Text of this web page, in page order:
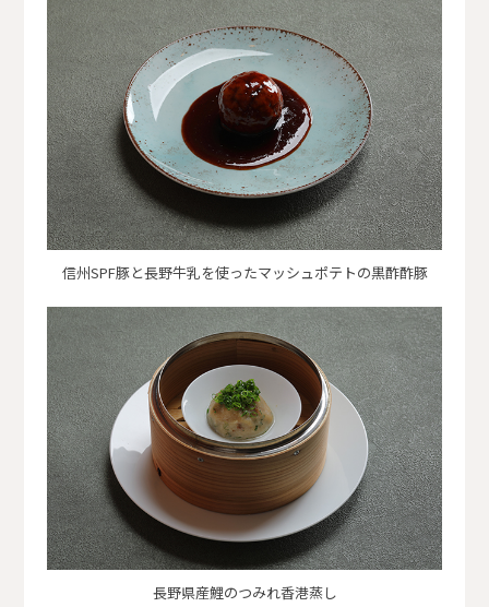
信州SPF豚と長野牛乳を使ったマッシュポテトの黒酢酢豚
長野県産鯉のつみれ香港蒸し